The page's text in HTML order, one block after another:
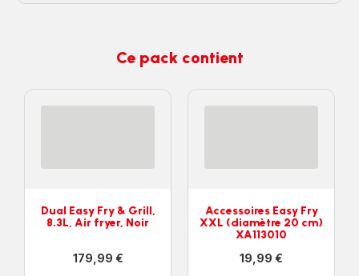
Ce pack contient
Dual Easy Fry & Grill,
8.3L, Air fryer, Noir
179,99 €
Accessoires Easy Fry
XXL (diamètre 20 cm)
XA113010
19,99 €